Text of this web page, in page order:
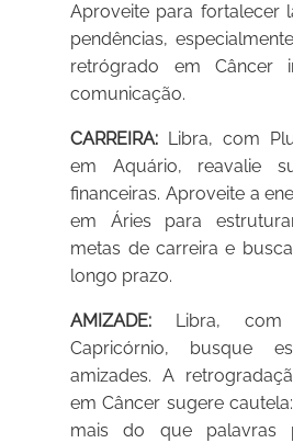
Aproveite para fortalecer
pendências,
retrógrado em Câncer
comunicação.
CARREIRA: Libra, com
em Aquário, reavalie
financeiras. Aproveite a
em Áries para
metas de carreira e
longo prazo.
AMIZADE: Libra,
Capricórnio, busque
amizades. A
em Câncer sugere
mais do que palavras